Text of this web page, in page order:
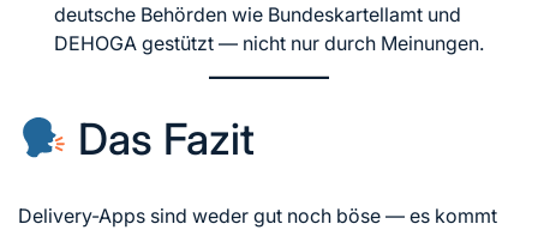
deutsche Behörden wie Bundeskartellamt und
DEHOGA gestützt — nicht nur durch Meinungen.
Das Fazit
Delivery-Apps sind weder gut noch böse — es kommt